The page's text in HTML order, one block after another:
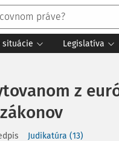
situácie Legislatíva
z
Judikatúra (13)